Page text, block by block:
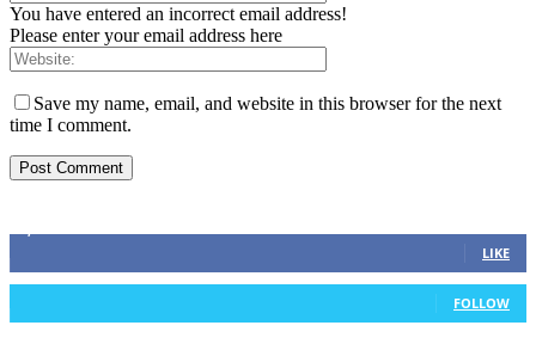
You have entered an incorrect email address!
Please enter your email address here
Save my name, email, and website in this browser for the next
time I comment.
LIKE
FOLLOW